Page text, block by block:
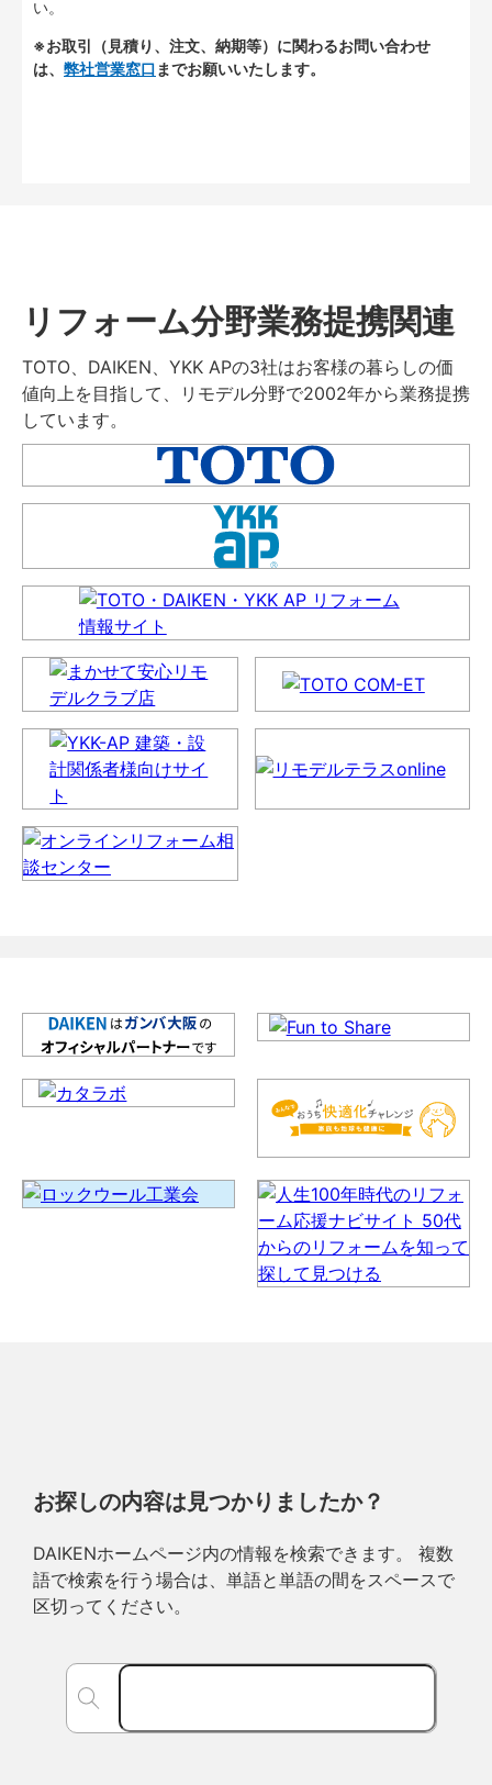
い。
※お取引（見積り、注文、納期等）に関わるお問い合わせ
は、 弊社営業窓口 までお願いいたします。
リフォーム分野業務提携関連
TOTO、DAIKEN、YKK APの3社はお客様の暮らしの価
値向上を目指して、リモデル分野で2002年から業務提携
しています。
お探しの内容は見つかりましたか？
DAIKENホームページ内の情報を検索できます。 複数
語で検索を行う場合は、単語と単語の間をスペースで
区切ってください。